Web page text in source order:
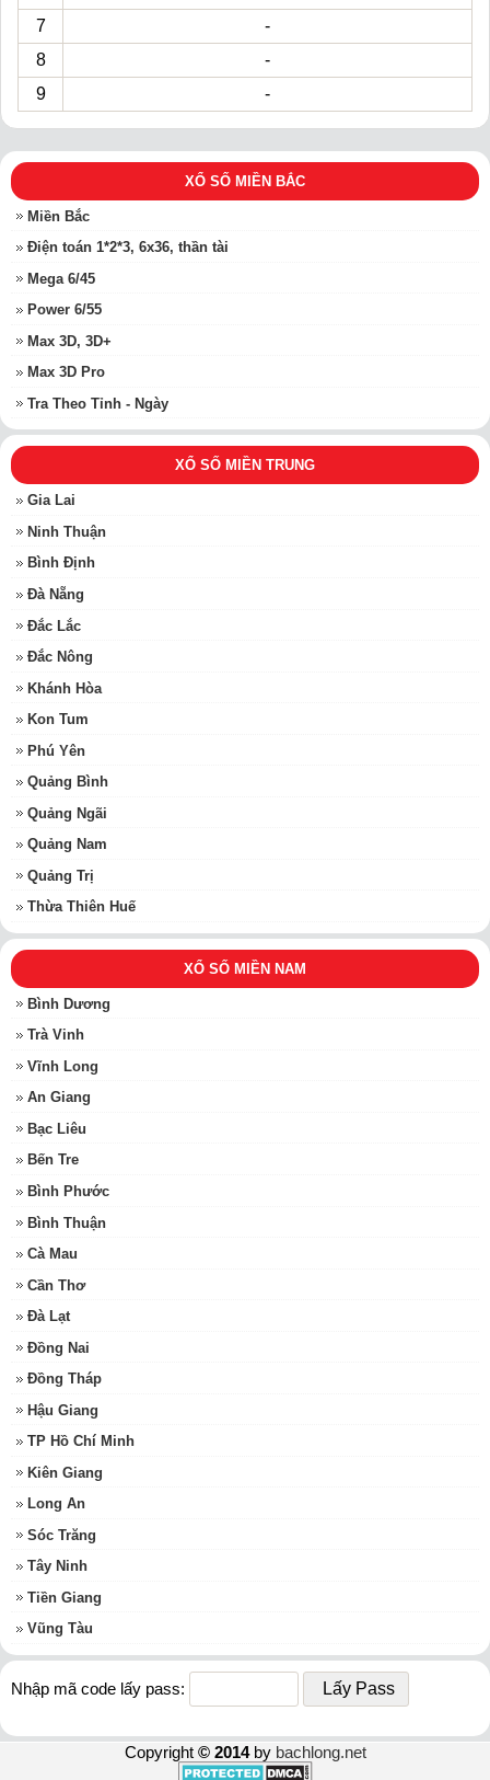
7
-
8
-
9
-
XỔ SỐ MIỀN BẮC
Miền Bắc
Điện toán 1*2*3, 6x36, thần tài
Mega 6/45
Power 6/55
Max 3D, 3D+
Max 3D Pro
Tra Theo Tỉnh - Ngày
XỔ SỐ MIỀN TRUNG
Gia Lai
Ninh Thuận
Bình Định
Đà Nẵng
Đắc Lắc
Đắc Nông
Khánh Hòa
Kon Tum
Phú Yên
Quảng Bình
Quảng Ngãi
Quảng Nam
Quảng Trị
Thừa Thiên Huế
XỔ SỐ MIỀN NAM
Bình Dương
Trà Vinh
Vĩnh Long
An Giang
Bạc Liêu
Bến Tre
Bình Phước
Bình Thuận
Cà Mau
Cần Thơ
Đà Lạt
Đồng Nai
Đồng Tháp
Hậu Giang
TP Hồ Chí Minh
Kiên Giang
Long An
Sóc Trăng
Tây Ninh
Tiền Giang
Vũng Tàu
Nhập mã code lấy pass:
Copyright © 2014by bachlong.net